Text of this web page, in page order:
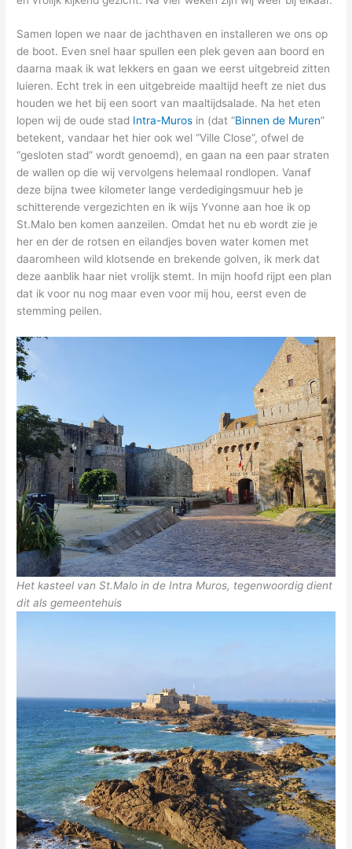
Samen lopen we naar de jachthaven en installeren we ons op
de boot. Even snel haar spullen een plek geven aan boord en
daarna maak ik wat lekkers en gaan we eerst uitgebreid zitten
luieren. Echt trek in een uitgebreide maaltijd heeft ze niet dus
houden we het bij een soort van maaltijdsalade. Na het eten
lopen wij de oude stad Intra-Muros in (dat “Binnen de Muren”
betekent, vandaar het hier ook wel “Ville Close”, ofwel de
“gesloten stad” wordt genoemd), en gaan na een paar straten
de wallen op die wij vervolgens helemaal rondlopen. Vanaf
deze bijna twee kilometer lange verdedigingsmuur heb je
schitterende vergezichten en ik wijs Yvonne aan hoe ik op
St.Malo ben komen aanzeilen. Omdat het nu eb wordt zie je
her en der de rotsen en eilandjes boven water komen met
daaromheen wild klotsende en brekende golven, ik merk dat
deze aanblik haar niet vrolijk stemt. In mijn hoofd rijpt een plan
dat ik voor nu nog maar even voor mij hou, eerst even de
stemming peilen.
Het kasteel van St.Malo in de Intra Muros, tegenwoordig dient
dit als gemeentehuis